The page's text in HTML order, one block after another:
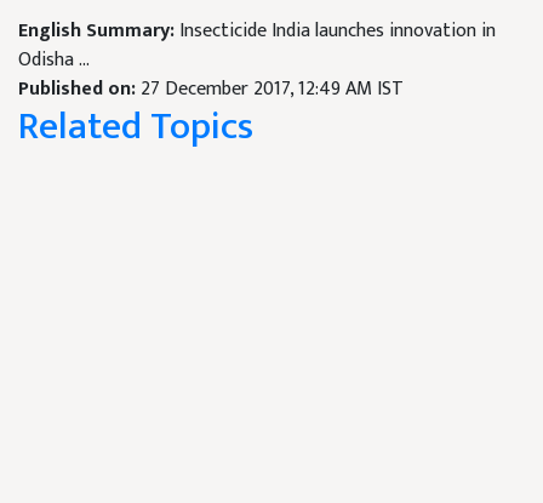
English Summary:Insecticide India launches innovation in
Odisha ...
Published on:27 December 2017, 12:49 AM IST
Related Topics